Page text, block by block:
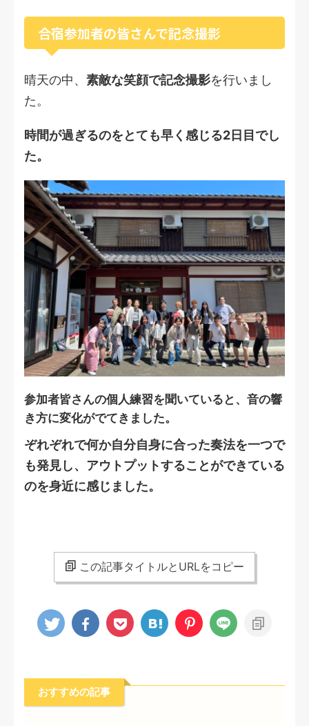
合宿参加者の皆さんで記念撮影
晴天の中、 素敵な笑顔で記念撮影を行いまし
た。
時間が過ぎるのをとても早く感じる2日目でし
た。
参加者皆さんの個人練習を聞いていると、音の響
き方に変化がでてきました。
ぞれぞれで何か自分自身に合った奏法を一つで
も発見し、アウトプットすることができている
のを身近に感じました。
この記事タイトルとURLをコピー
おすすめの記事